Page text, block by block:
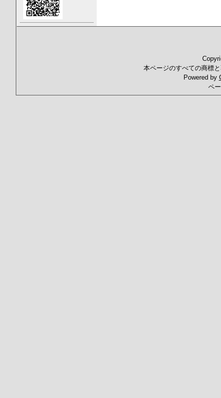
本ページのすべての商標
Powered by
ペ